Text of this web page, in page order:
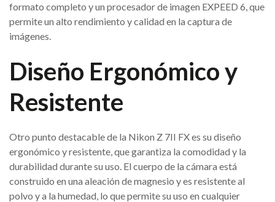
formato completo y un procesador de imagen EXPEED 6, que
permite un alto rendimiento y calidad en la captura de
imágenes.
Diseño Ergonómico y
Resistente
Otro punto destacable de la Nikon Z 7II FX es su diseño
ergonómico y resistente, que garantiza la comodidad y la
durabilidad durante su uso. El cuerpo de la cámara está
construido en una aleación de magnesio y es resistente al
polvo y a la humedad, lo que permite su uso en cualquier